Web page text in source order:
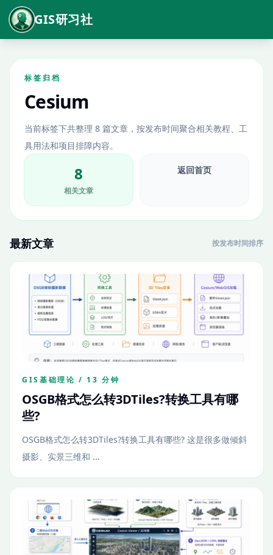
GIS研习社
标签归档
Cesium
当前标签下共整理 8 篇文章，按发布时间聚合相关教程、工
具用法和项目排障内容。
8
相关文章
返回首页
最新文章 按发布时间排序
GIS基础理论 / 13 分钟
OSGB格式怎么转3DTiles?转换工具有哪
些?
OSGB格式怎么转3DTiles?转换工具有哪些? 这是很多做倾斜
摄影、实景三维和 ...